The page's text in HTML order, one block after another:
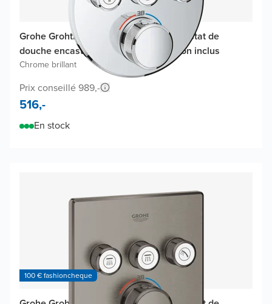
Grohe Grohtherm SmartControl thermostat de
douche encastré, élément encastré non inclus
Chrome brillant
Prix conseillé 989,-
516,-
En stock
100 € fashioncheque